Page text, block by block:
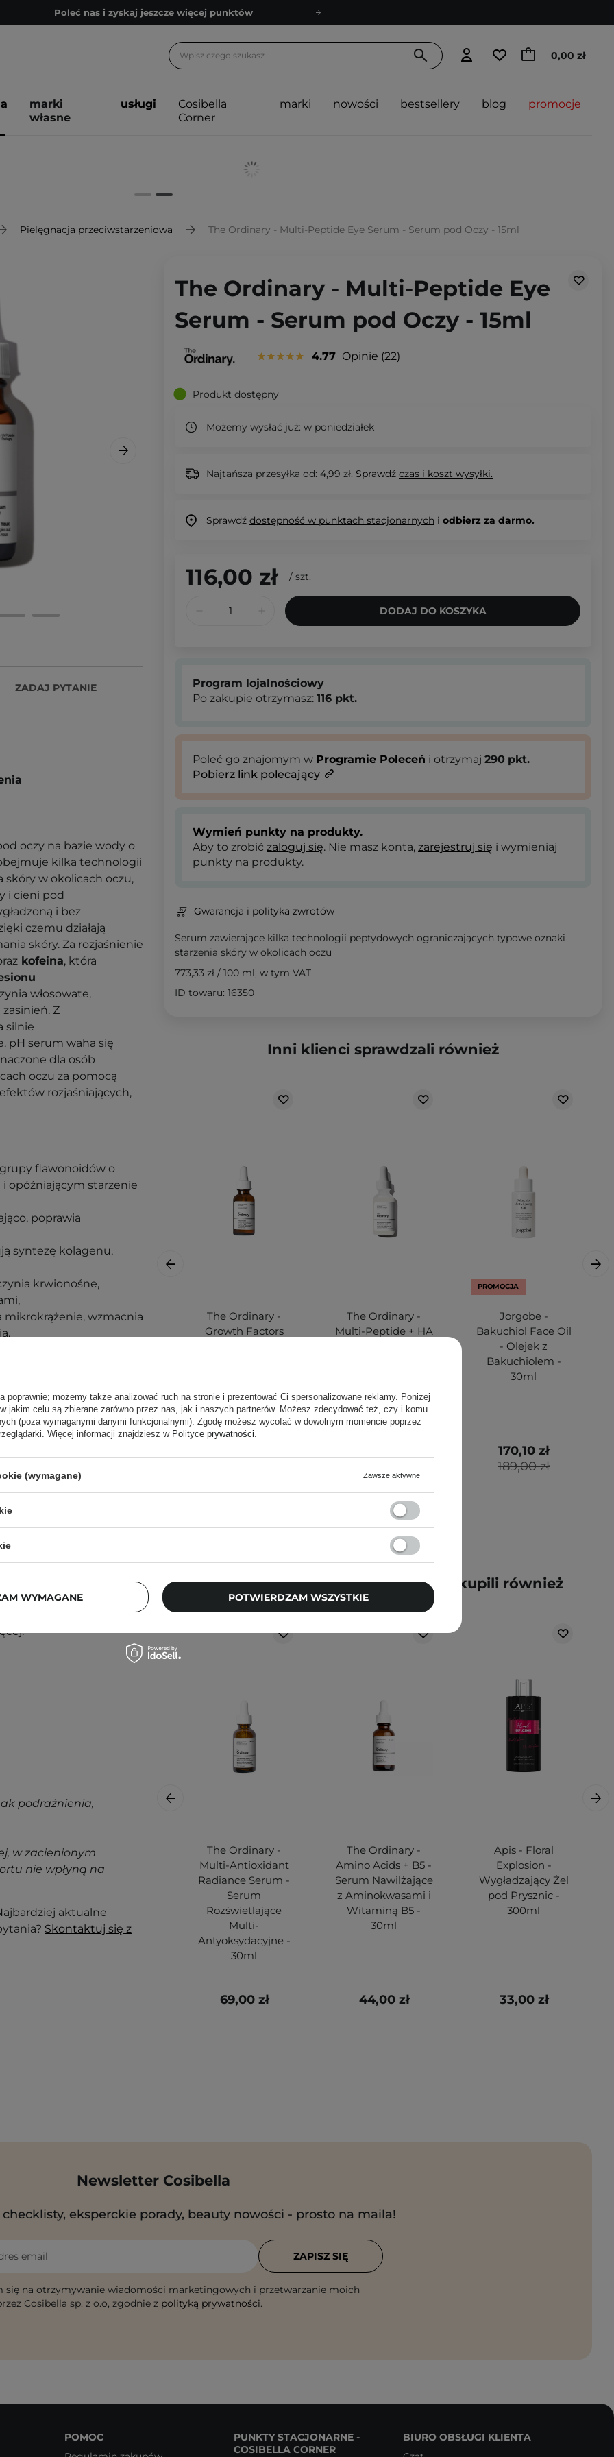
Poleć nas i zyskaj jeszcze więcej punktów
Bezpłatne konsultacje kosmetologiczne
Poleć nas i zyskaj jeszcze więcej punktów
0,00 zł
marki
własne
usługi
Cosibella
Corner
marki nowości bestsellery blog promocje
Pielęgnacja przeciwstarzeniowa The Ordinary - Multi-Peptide Eye Serum - Serum pod Oczy - 15ml
ZADAJ PYTANIE
oczy na bazie wody o
kilka technologii
w okolicach oczu,
i cieni pod
i bez
czemu działają
skóry. Za rozjaśnienie
kofeina, która
włosowate,
Z
silnie
pH serum waha się
dla osób
oczu za pomocą
rozjaśniających,
flawonoidów o
opóźniającym starzenie
poprawia
syntezę kolagenu,
krwionośne,
mikrokrążenie, wzmacnia
skór i
oka w porannej i
Zajrzyj do naszego
podrażnienia,
w zacienionym
nie wpłyną na
aktualne
Skontaktuj się z
The Ordinary - Multi-Peptide Eye
Serum - Serum pod Oczy - 15ml
4.77 Opinie 22
Produkt dostępny
Możemy wysłać już: w poniedziałek
Najtańsza przesyłka od: 4,99 zł. Sprawdź czas i koszt wysyłki.
Sprawdź dostępność w punktach stacjonarnych i odbierz za darmo.
116,00 zł / szt.
DODAJ DO KOSZYKA
Program lojalnościowy
Po zakupie otrzymasz: 116 pkt.
Poleć go znajomym w Programie Poleceń i otrzymaj 290 pkt.
Pobierz link polecający
Wymień punkty na produkty.
Aby to zrobić zaloguj się. Nie masz konta, zarejestruj się i wymieniaj
punkty na produkty.
Gwarancja i polityka zwrotów
Serum zawierające kilka technologii peptydowych ograniczających typowe oznaki
starzenia skóry w okolicach oczu
773,33 zł / 100 ml, w tym VAT
ID towaru: 16350
Inni klienci sprawdzali również
The Ordinary -
Growth Factors
Wzrostu 15% - 30ml
The Ordinary -
Multi-Peptide + HA
PROMOCJA
Jorgobe -
Bakuchiol Face Oil
- Olejek z
Bakuchiolem -
30ml
189,00 zł
170,10 zł
Klienci, którzy kupili ten produkt, kupili również
The Ordinary -
Multi-Antioxidant
Radiance Serum -
Serum
Rozświetlające
Multi-
Antyoksydacyjne -
30ml
69,00 zł
The Ordinary -
Amino Acids + B5 -
Serum Nawilżające
z Aminokwasami i
Witaminą B5 -
30ml
44,00 zł
Apis - Floral
Explosion -
Wygładzający Żel
pod Prysznic -
300ml
33,00 zł
Newsletter Cosibella
eksperckie porady, beauty nowości - prosto na maila!
email
się na otrzymywanie wiadomości marketingowych i przetwarzanie moich
Cosibella sp. z o.o, zgodnie z polityką prywatności.
ZAPISZ SIĘ
POMOC
PUNKTY STACJONARNE -
COSIBELLA CORNER
BIURO OBSŁUGI KLIENTA
poprawnie; możemy także analizować ruch na stronie i prezentować Ci spersonalizowane reklamy. Poniżej
jakim celu są zbierane zarówno przez nas, jak i naszych partnerów. Możesz zdecydować też, czy i komu
(poza wymaganymi danymi funkcjonalnymi). Zgodę możesz wycofać w dowolnym momencie poprzez
Więcej informacji znajdziesz w Polityce prywatności.
(wymagane) Zawsze aktywne
WYMAGANE POTWIERDZAM WSZYSTKIE